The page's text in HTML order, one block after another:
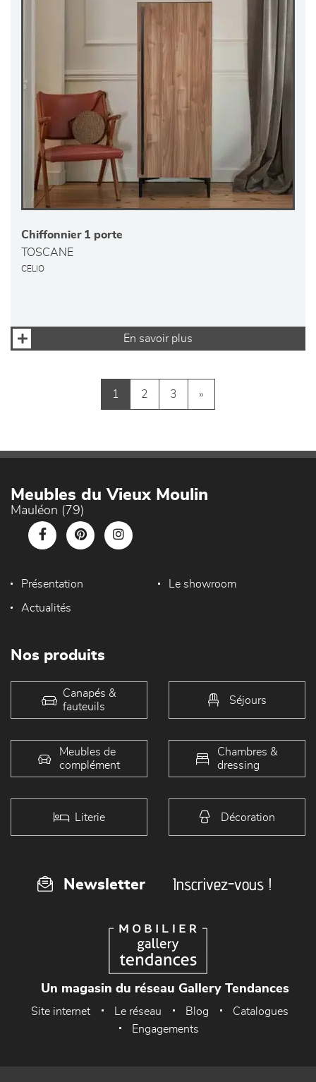
Chiffonnier 1 porte
TOSCANE
CELIO
En savoir plus
1 2 3 »
Meubles du Vieux Moulin
Mauléon (79)
Présentation Le showroom
Actualités
Nos produits
Canapés &
fauteuils
Séjours
Meubles de
complément
Chambres &
dressing
Literie Décoration
Newsletter Inscrivez-vous !
Un magasin du réseau Gallery Tendances
Site internet Le réseau Blog
Catalogues
Engagements